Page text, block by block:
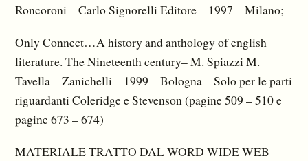
Roncoroni – Carlo Signorelli Editore – 1997 – Milano;
Only Connect…A history and anthology of english
literature. The Nineteenth century– M. Spiazzi M.
Tavella – Zanichelli – 1999 – Bologna – Solo per le parti
riguardanti Coleridge e Stevenson (pagine 509 – 510 e
pagine 673 – 674)
MATERIALE TRATTO DAL WORD WIDE WEB